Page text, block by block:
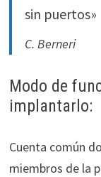
sin puertos»
C. Berneri
Modo de
implantarlo:
Cuenta común
miembros de la